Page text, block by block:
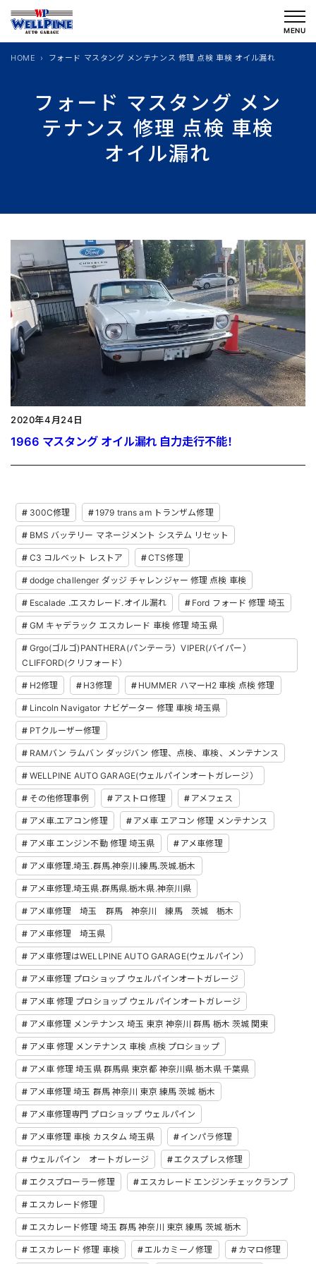
を
MENU
フォード マスタング メン
テナンス 修理 点検 車検
オイル漏れ
HOME フォード マスタング メンテナンス 修理 点検 車検 オイル漏れ
2020年4月24日
1966 マスタング オイル漏れ 自力走行不能！
300C修理 1979 trans am トランザム修理
BMS バッテリー マネージメント システム リセット
C3 コルベット レストア CTS修理
dodge challenger ダッジ チャレンジャー 修理 点検 車検
Escalade .エスカレード.オイル漏れ Ford フォード 修理 埼玉
GM キャデラック エスカレード 車検 修理 埼玉県
Grgo(ゴルゴ)PANTHERA(パンテーラ）VIPER(バイパー）
CLIFFORD(クリフォード）
H2修理 H3修理 HUMMER ハマーH2 車検 点検 修理
Lincoln Navigator ナビゲーター 修理 車検 埼玉県
PTクルーザー修理
RAMバン ラムバン ダッジバン 修理、点検、車検、メンテナンス
WELLPINE AUTO GARAGE(ウェルパインオートガレージ）
その他修理事例 アストロ修理 アメフェス
アメ車.エアコン修理 アメ車 エアコン 修理 メンテナンス
アメ車 エンジン不動 修理 埼玉県 アメ車修理
アメ車修理.埼玉.群馬.神奈川.練馬.茨城.栃木
アメ車修理.埼玉県.群馬県.栃木県.神奈川県
アメ車修理 埼玉 群馬 神奈川 練馬 茨城 栃木
アメ車修理 埼玉県
アメ車修理はWELLPINE AUTO GARAGE(ウェルパイン）
アメ車修理 プロショップ ウェルパインオートガレージ
アメ車 修理 プロショップ ウェルパインオートガレージ
アメ車修理 メンテナンス 埼玉 東京 神奈川 群馬 栃木 茨城 関東
アメ車 修理 メンテナンス 車検 点検 プロショップ
アメ車 修理 埼玉県 群馬県 東京都 神奈川県 栃木県 千葉県
アメ車修理 埼玉 群馬 神奈川 東京 練馬 茨城 栃木
アメ車修理専門 プロショップ ウェルパイン
アメ車修理 車検 カスタム 埼玉県 インパラ修理
ウェルパイン オートガレージ エクスプレス修理
エクスプローラー修理 エスカレード エンジンチェックランプ
エスカレード修理
エスカレード修理 埼玉 群馬 神奈川 東京 練馬 茨城 栃木
エスカレード 修理 車検 エルカミーノ修理 カマロ修理